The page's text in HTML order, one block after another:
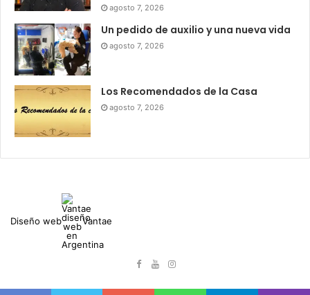
agosto 7, 2026
Un pedido de auxilio y una nueva vida
agosto 7, 2026
Los Recomendados de la Casa
agosto 7, 2026
Diseño web Vantae